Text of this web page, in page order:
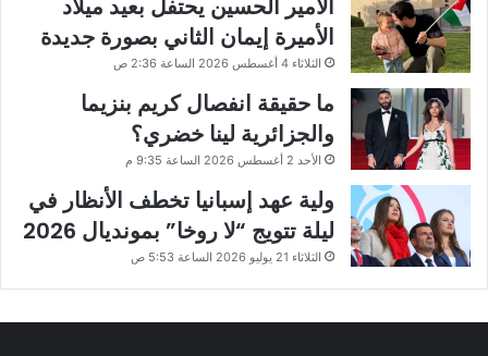
الأميرة إيمان الثاني بصورة جديدة
الثلاثاء 4 أغسطس 2026 الساعة 2:36 ص
ما حقيقة انفصال كريم بنزيما
والجزائرية لينا خضري؟
الأحد 2 أغسطس 2026 الساعة 9:35 م
ولية عهد إسبانيا تخطف الأنظار في
ليلة تتويج “لا روخا” بمونديال 2026
الثلاثاء 21 يوليو 2026 الساعة 5:53 ص